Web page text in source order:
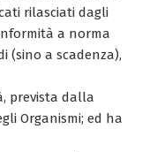
rilasciati dagli
a norma
(sino a scadenza),
prevista dalla
Organismi; ed ha